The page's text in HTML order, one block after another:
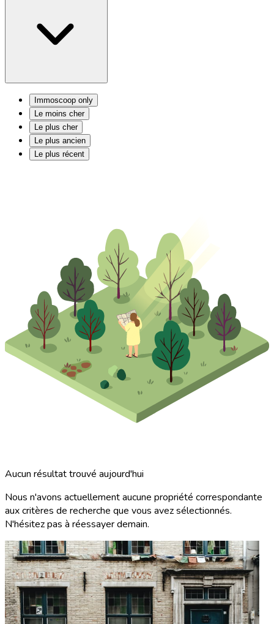
Immoscoop only
Le moins cher
Le plus cher
Le plus ancien
Le plus récent
Aucun résultat trouvé aujourd'hui
Nous n'avons actuellement aucune propriété correspondante
aux critères de recherche que vous avez sélectionnés.
N'hésitez pas à réessayer demain.